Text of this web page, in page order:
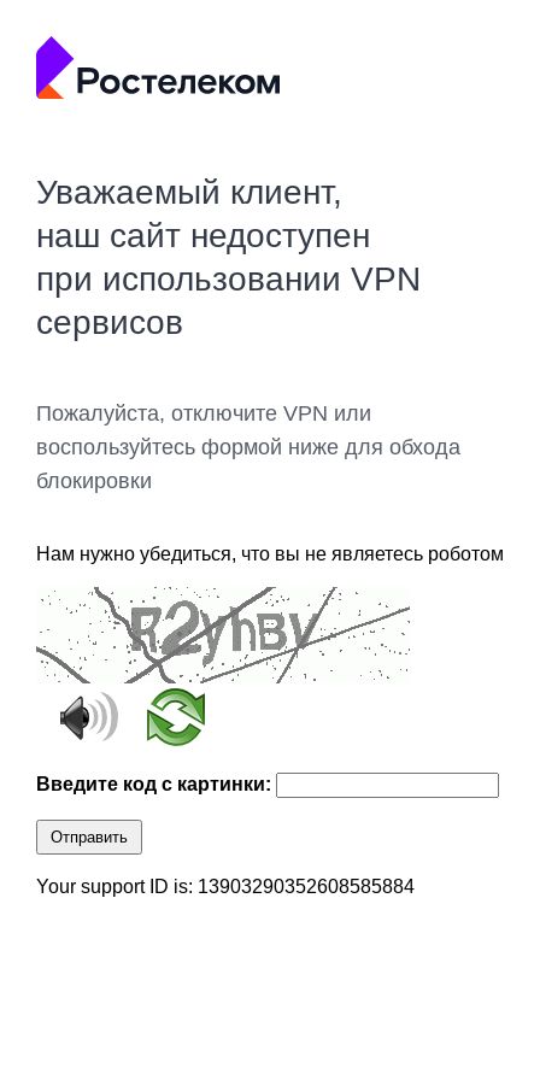
Уважаемый клиент,
наш сайт недоступен
при использовании VPN
сервисов
Пожалуйста, отключите VPN или
воспользуйтесь формой ниже для обхода
блокировки
Нам нужно убедиться, что вы не являетесь роботом
Введите код с картинки:
Отправить
Your support ID is: 13903290352608585884